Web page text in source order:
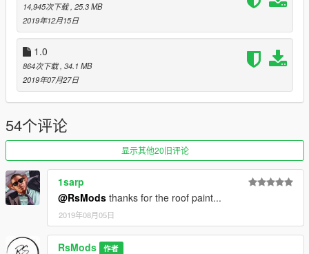
Works properly with an updated game!
Instruction in the archive.
Enjoy :)
14,945次下载, 25.3 MB
2019年12月15日
1.0
864次下载, 34.1 MB
2019年07月27日
54个评论
显示其他20旧评论
1sarp
@RsMods thanks for the roof paint...
2019年08月05日
RsMods 作者